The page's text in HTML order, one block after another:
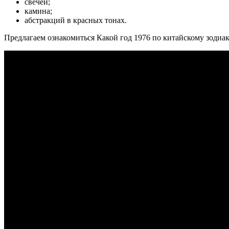
свечей;
камина;
абстракций в красных тонах.
Предлагаем ознакомиться Какой год 1976 по китайскому